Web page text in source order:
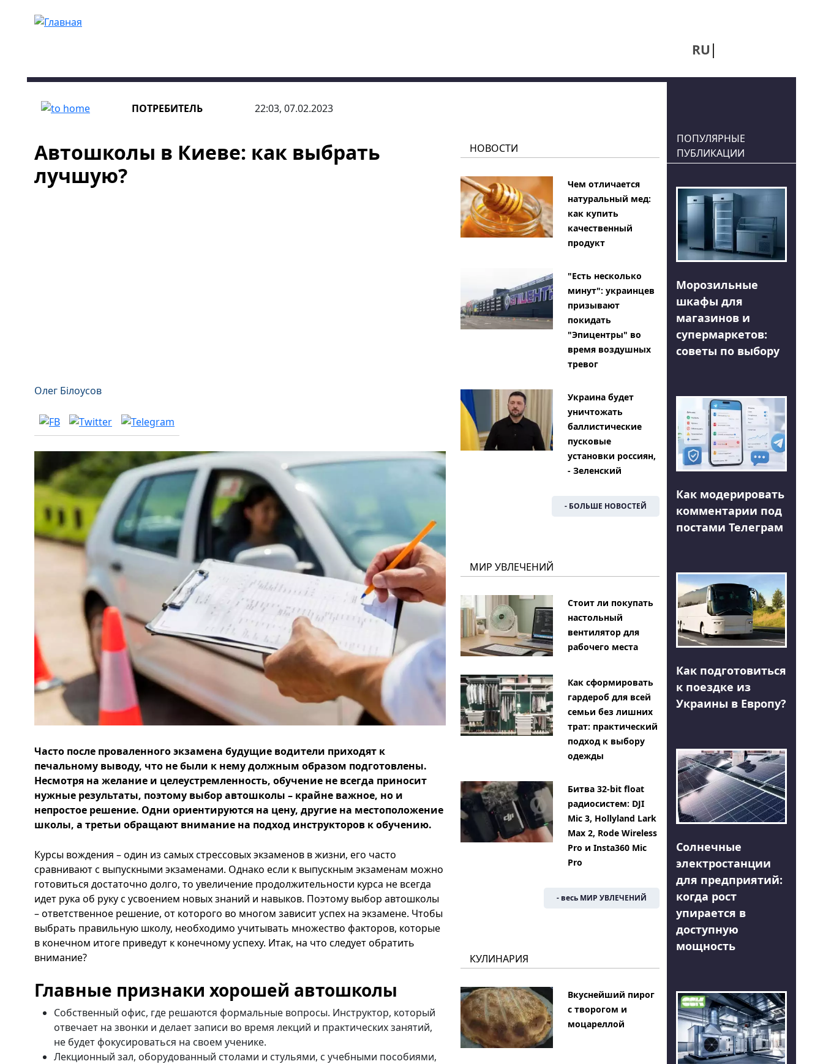
RU
ПОТРЕБИТЕЛЬ 22:03, 07.02.2023
Автошколы в Киеве: как выбрать
лучшую?
Олег Білоусов
Часто после проваленного экзамена будущие водители приходят к
печальному выводу, что не были к нему должным образом подготовлены.
Несмотря на желание и целеустремленность, обучение не всегда приносит
нужные результаты, поэтому выбор автошколы – крайне важное, но и
непростое решение. Одни ориентируются на цену, другие на местоположение
школы, а третьи обращают внимание на подход инструкторов к обучению.
Курсы вождения – один из самых стрессовых экзаменов в жизни, его часто
сравнивают с выпускными экзаменами. Однако если к выпускным экзаменам можно
готовиться достаточно долго, то увеличение продолжительности курса не всегда
идет рука об руку с усвоением новых знаний и навыков. Поэтому выбор автошколы
– ответственное решение, от которого во многом зависит успех на экзамене. Чтобы
выбрать правильную школу, необходимо учитывать множество факторов, которые
в конечном итоге приведут к конечному успеху. Итак, на что следует обратить
внимание?
Главные признаки хорошей автошколы
Собственный офис, где решаются формальные вопросы. Инструктор, который
отвечает на звонки и делает записи во время лекций и практических занятий,
не будет фокусироваться на своем ученике.
Лекционный зал, оборудованный столами и стульями, с учебными пособиями,
НОВОСТИ
Чем отличается
натуральный мед:
как купить
качественный
продукт
"Есть несколько
минут": украинцев
призывают
покидать
"Эпицентры" во
время воздушных
тревог
Украина будет
уничтожать
баллистические
пусковые
установки россиян,
- Зеленский
- БОЛЬШЕ НОВОСТЕЙ
МИР УВЛЕЧЕНИЙ
Стоит ли покупать
настольный
вентилятор для
рабочего места
Как сформировать
гардероб для всей
семьи без лишних
трат: практический
подход к выбору
одежды
Битва 32-bit float
радиосистем: DJI
Mic 3, Hollyland Lark
Max 2, Rode Wireless
Pro и Insta360 Mic
Pro
- весь МИР УВЛЕЧЕНИЙ
КУЛИНАРИЯ
Вкуснейший пирог
с творогом и
моцареллой
ПОПУЛЯРНЫЕ
ПУБЛИКАЦИИ
Морозильные
шкафы для
магазинов и
супермаркетов:
советы по выбору
Как модерировать
комментарии под
постами Телеграм
Как подготовиться
к поездке из
Украины в Европу?
Солнечные
электростанции
для предприятий:
когда рост
упирается в
доступную
мощность